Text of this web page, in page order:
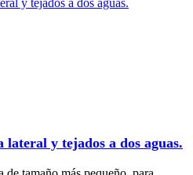
lateral y tejados a dos aguas.